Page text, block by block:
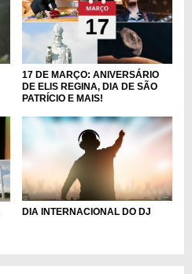
17 DE MARÇO: ANIVERSÁRIO
DE ELIS REGINA, DIA DE SÃO
PATRÍCIO E MAIS!
DIA INTERNACIONAL DO DJ